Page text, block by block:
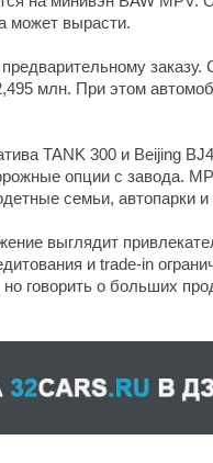
может вырасти.
заказу.
млн. При этом
TANK 300 и Beijing
опции с завода.
семьи, автопарки
выглядит
и trade-in
говорить о больших